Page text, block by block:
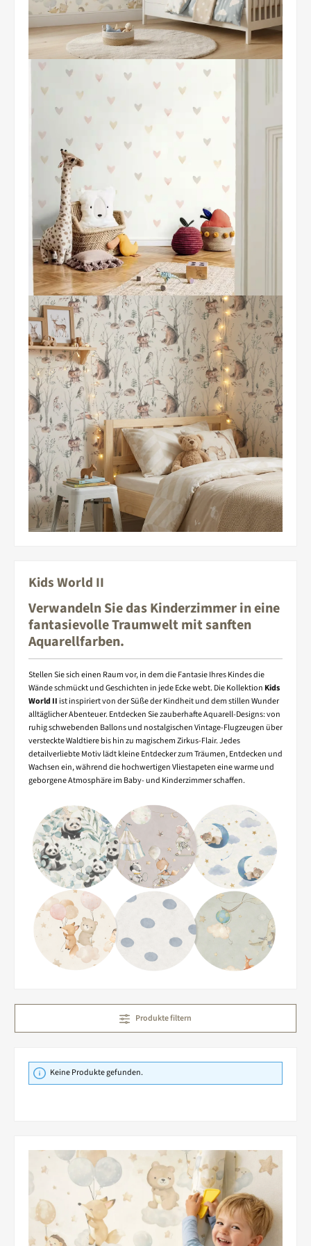
Kids World II
Verwandeln Sie das Kinderzimmer in eine
fantasievolle Traumwelt mit sanften
Aquarellfarben.
Stellen Sie sich einen Raum vor, in dem die Fantasie Ihres Kindes die
Wände schmückt und Geschichten in jede Ecke webt. Die Kollektion Kids
World II ist inspiriert von der Süße der Kindheit und dem stillen Wunder
alltäglicher Abenteuer. Entdecken Sie zauberhafte Aquarell-Designs: von
ruhig schwebenden Ballons und nostalgischen Vintage-Flugzeugen über
versteckte Waldtiere bis hin zu magischem Zirkus-Flair. Jedes
detailverliebte Motiv lädt kleine Entdecker zum Träumen, Entdecken und
Wachsen ein, während die hochwertigen Vliestapeten eine warme und
geborgene Atmosphäre im Baby- und Kinderzimmer schaffen.
Produkte filtern
Keine Produkte gefunden.